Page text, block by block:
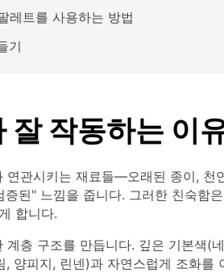
레트를 사용하는 방법
기
잘 작동하는 이
연관시키는 재료들—오래된 종이, 천
된" 느낌을 줍니다. 그러한 친숙함
합니다.
층 구조를 만듭니다. 깊은 기본색(
양피지, 린넨)과 자연스럽게 조화를